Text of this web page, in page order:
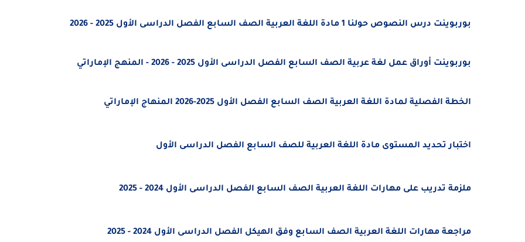
بوربوينت درس النصوص حولنا 1 مادة اللغة العربية الصف السابع الفصل الدراسى الأول 2025 - 2026
بوربوينت أوراق عمل لغة عربية الصف السابع الفصل الدراسى الأول 2025 - 2026 - المنهج الإماراتي
الخطة الفصلية لمادة اللغة العربية الصف السابع الفصل الأول 2025-2026 المنهاج الإماراتي
اختبار تحديد المستوى مادة اللغة العربية للصف السابع الفصل الدراسى الأول
ملزمة تدريب على مهارات اللغة العربية الصف السابع الفصل الدراسى الأول 2024 - 2025
مراجعة مهارات اللغة العربية الصف السابع وفق الهيكل الفصل الدراسى الأول 2024 - 2025